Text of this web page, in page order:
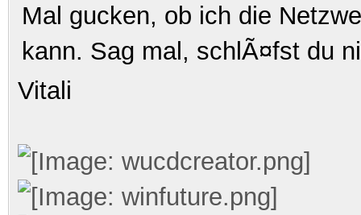
Mal gucken, ob ich die
kann. Sag mal, schlÃ¤fst du
Vitali